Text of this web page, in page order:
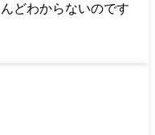
どわからないのです